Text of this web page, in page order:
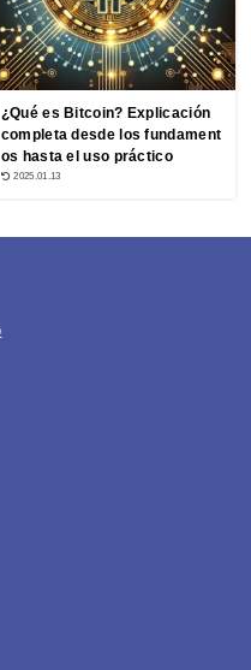
¿Qué es Bitcoin? Explicación
completa desde los fundament
os hasta el uso práctico
2025.01.13